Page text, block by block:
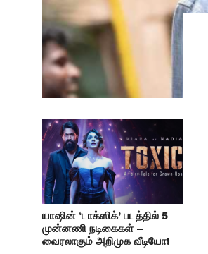
யாஷின் ‘டாக்ஸிக்’ படத்தில் 5
முன்னணி நடிகைகள் –
வைரலாகும் அறிமுக வீடியோ!